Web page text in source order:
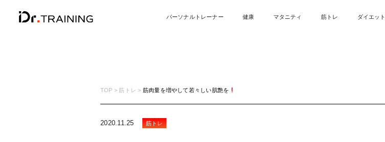
TOP 筋トレ 筋肉量を増やして若々しい肌艶を
2020.11.25 筋トレ
パーソナルトレーナー 健康 マタニティ 筋トレ ダイエット